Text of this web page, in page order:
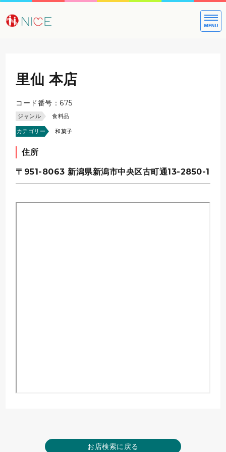
大切な方へ
里仙 本店
コード番号：675
ジャンル 食料品
カテゴリー 和菓子
住所
〒951-8063 新潟県新潟市中央区古町通13-2850-1
お店検索に戻る